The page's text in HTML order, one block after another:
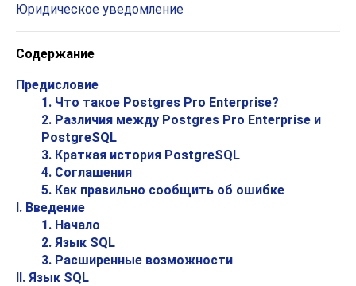
Юридическое уведомление
Содержание
Предисловие
1. Что такое Postgres Pro Enterprise?
2. Различия между Postgres Pro Enterprise и
PostgreSQL
3. Краткая история PostgreSQL
4. Соглашения
5. Как правильно сообщить об ошибке
I. Введение
1. Начало
2. Язык SQL
3. Расширенные возможности
II. Язык SQL